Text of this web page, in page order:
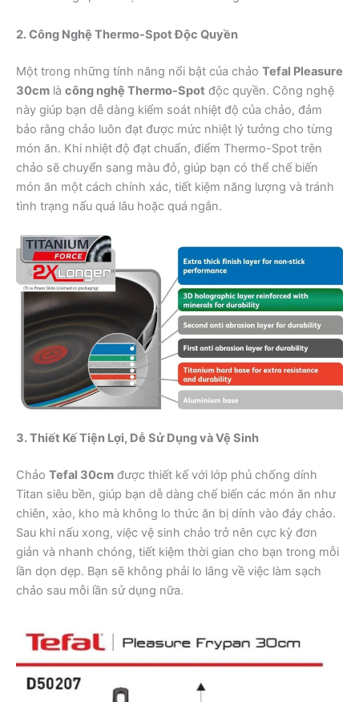
2. Công Nghệ Thermo-Spot Độc Quyền
Một trong những tính năng nổi bật của chảo Tefal Pleasure
30cm là công nghệ Thermo-Spot độc quyền. Công nghệ
này giúp bạn dễ dàng kiểm soát nhiệt độ của chảo, đảm
bảo rằng chảo luôn đạt được mức nhiệt lý tưởng cho từng
món ăn. Khi nhiệt độ đạt chuẩn, điểm Thermo-Spot trên
chảo sẽ chuyển sang màu đỏ, giúp bạn có thể chế biến
món ăn một cách chính xác, tiết kiệm năng lượng và tránh
tình trạng nấu quá lâu hoặc quá ngắn.
3. Thiết Kế Tiện Lợi, Dễ Sử Dụng và Vệ Sinh
Chảo Tefal 30cm được thiết kế với lớp phủ chống dính
Titan siêu bền, giúp bạn dễ dàng chế biến các món ăn như
chiên, xào, kho mà không lo thức ăn bị dính vào đáy chảo.
Sau khi nấu xong, việc vệ sinh chảo trở nên cực kỳ đơn
giản và nhanh chóng, tiết kiệm thời gian cho bạn trong mỗi
lần dọn dẹp. Bạn sẽ không phải lo lắng về việc làm sạch
chảo sau mỗi lần sử dụng nữa.